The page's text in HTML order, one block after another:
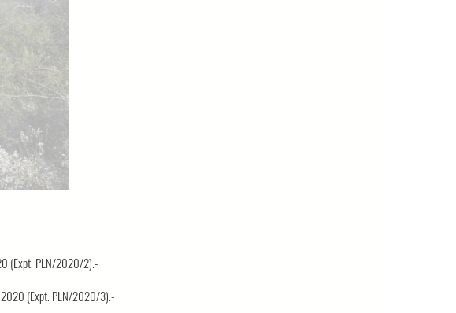
(Expt. PLN/2020/2).-
2020 (Expt. PLN/2020/3).-